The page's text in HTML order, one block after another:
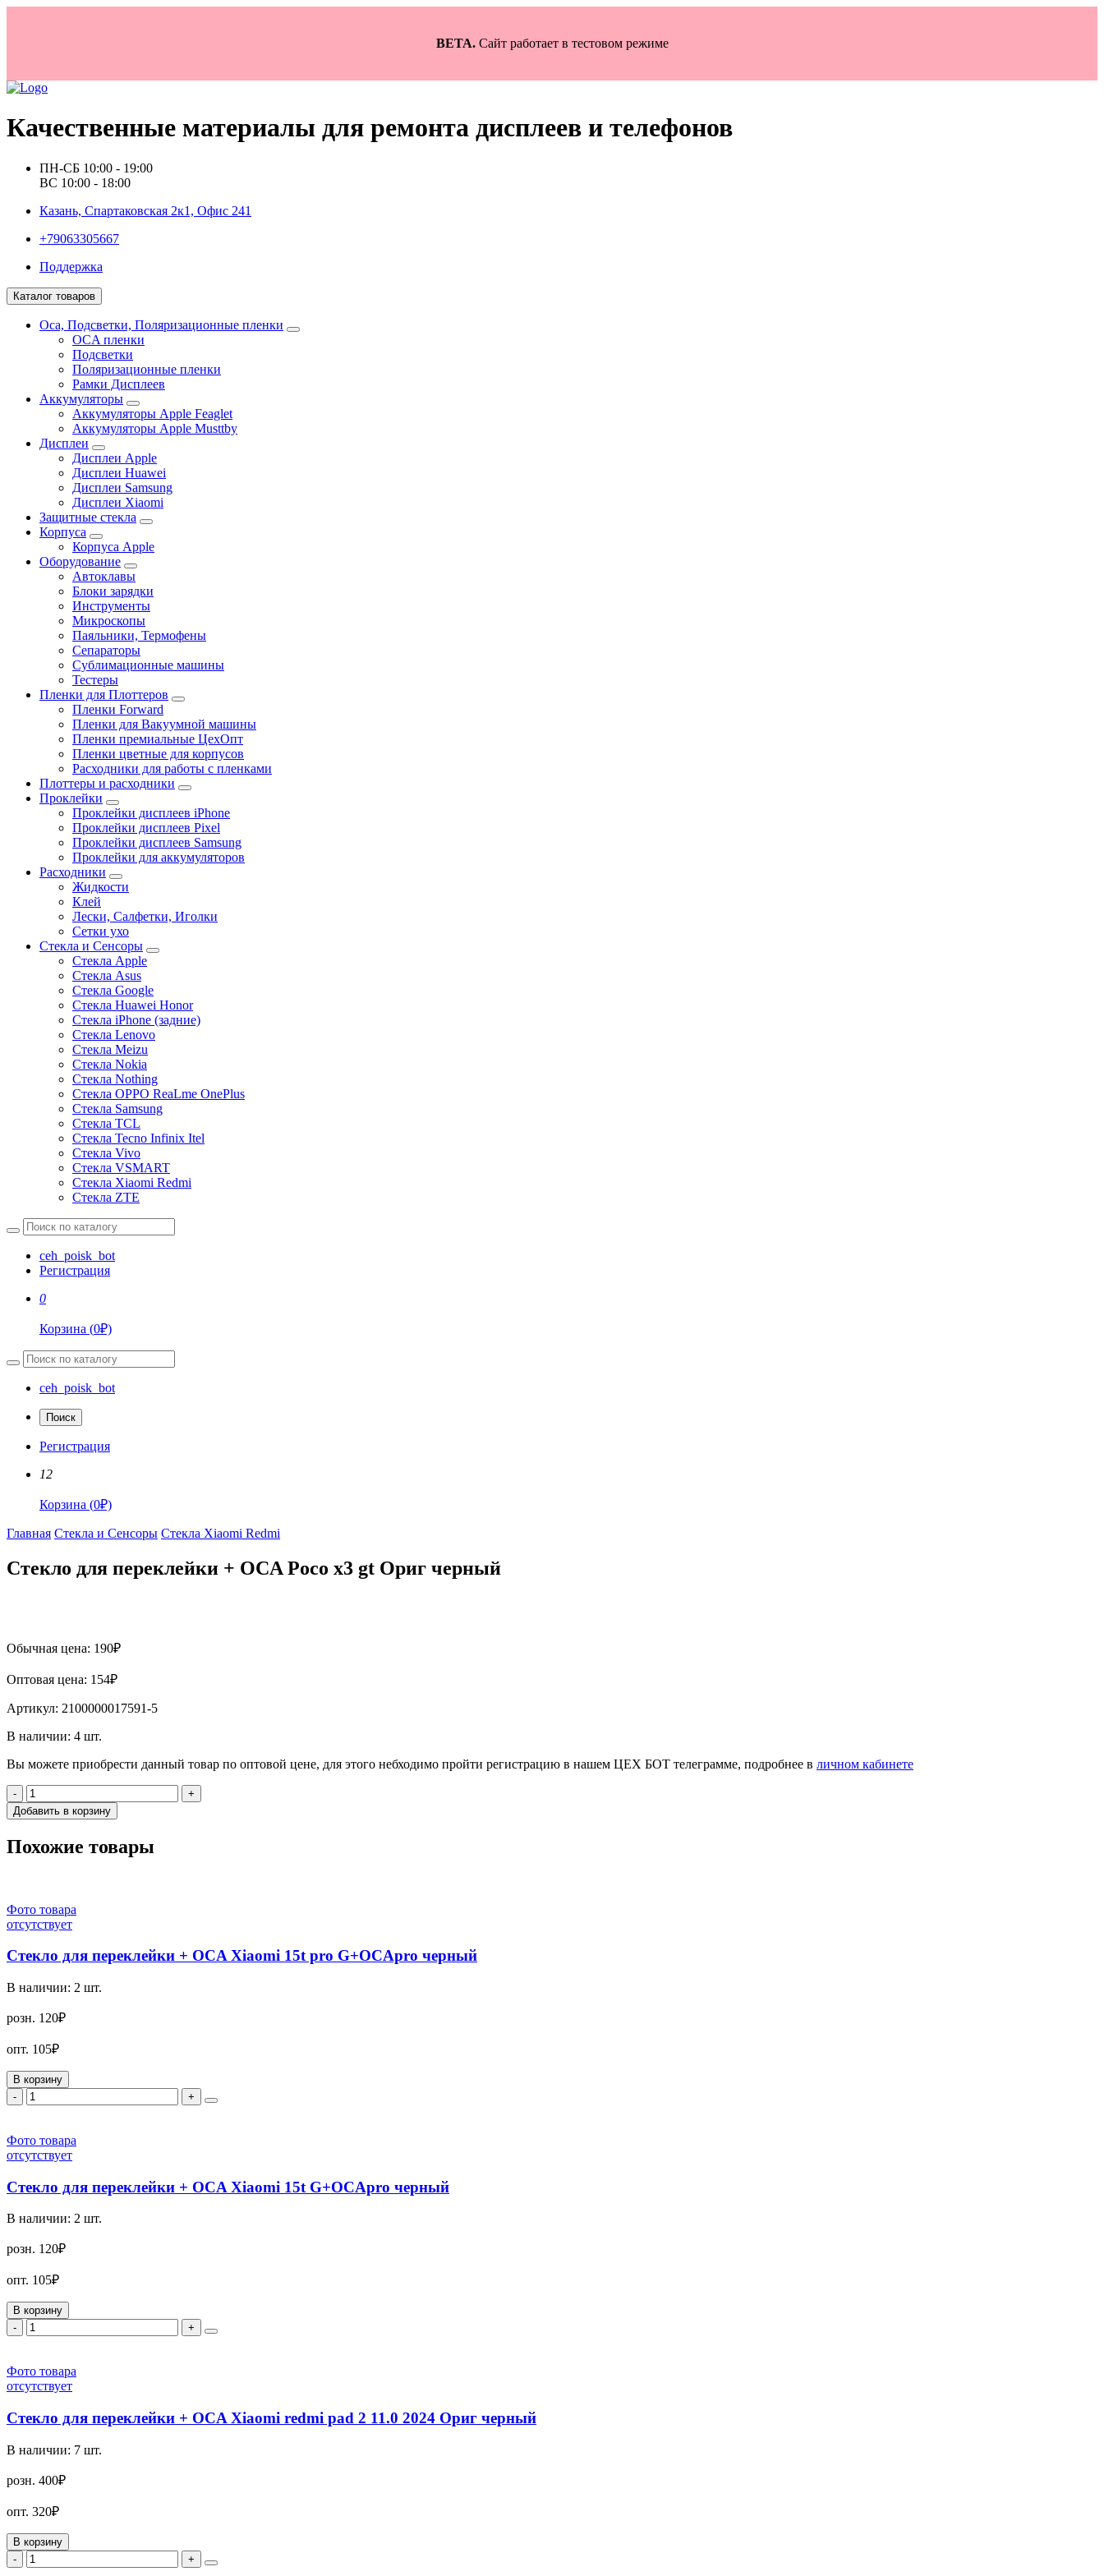
BETA.Сайт работает в тестовом режиме
Качественные материалы для ремонта дисплеев и телефонов
ПН-СБ 10:00 - 19:00
ВС 10:00 - 18:00
Казань, Спартаковская 2к1, Офис 241
+79063305667
Поддержка
Каталог товаров
Oca, Подсветки, Поляризационные пленки
OCA пленки
Подсветки
Поляризационные пленки
Рамки Дисплеев
Аккумуляторы
Аккумуляторы Apple Feaglet
Аккумуляторы Apple Musttby
Дисплеи
Дисплеи Apple
Дисплеи Huawei
Дисплеи Samsung
Дисплеи Xiaomi
Защитные стекла
Корпуса
Корпуса Apple
Оборудование
Автоклавы
Блоки зарядки
Инструменты
Микроскопы
Паяльники, Термофены
Сепараторы
Сублимационные машины
Тестеры
Пленки для Плоттеров
Пленки Forward
Пленки для Вакуумной машины
Пленки премиальные ЦехОпт
Пленки цветные для корпусов
Расходники для работы с пленками
Плоттеры и расходники
Проклейки
Проклейки дисплеев iPhone
Проклейки дисплеев Pixel
Проклейки дисплеев Samsung
Проклейки для аккумуляторов
Расходники
Жидкости
Клей
Лески, Салфетки, Иголки
Сетки ухо
Стекла и Сенсоры
Стекла Apple
Стекла Asus
Стекла Google
Стекла Huawei Honor
Стекла iPhone (задние)
Стекла Lenovo
Стекла Meizu
Стекла Nokia
Стекла Nothing
Стекла OPPO ReaLme OnePlus
Стекла Samsung
Стекла TCL
Стекла Tecno Infinix Itel
Стекла Vivo
Стекла VSMART
Стекла Xiaomi Redmi
Стекла ZTE
ceh_poisk_bot
Регистрация
0
Корзина (0₽)
ceh_poisk_bot
Поиск
Регистрация
12
Корзина (0₽)
Главная Стекла и Сенсоры Стекла Xiaomi Redmi
Стекло для переклейки + OCA Poco x3 gt Ориг черный
Обычная цена: 190₽
Оптовая цена: 154₽
Артикул: 2100000017591-5
В наличии: 4 шт.
Вы можете приобрести данный товар по оптовой цене, для этого небходимо пройти регистрацию в нашем ЦЕХ БОТ телеграмме, подробнее в личном кабинете
-
+
Добавить в корзину
Похожие товары
Фото товара
отсутствует
Стекло для переклейки + OCA Xiaomi 15t pro G+OCApro черный
В наличии: 2 шт.
розн. 120₽
опт. 105₽
В корзину
-
+
Фото товара
отсутствует
Стекло для переклейки + OCA Xiaomi 15t G+OCApro черный
В наличии: 2 шт.
розн. 120₽
опт. 105₽
В корзину
-
+
Фото товара
отсутствует
Стекло для переклейки + OCA Xiaomi redmi pad 2 11.0 2024 Ориг черный
В наличии: 7 шт.
розн. 400₽
опт. 320₽
В корзину
-
+